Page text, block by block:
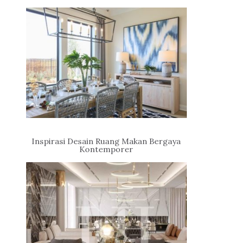
Inspirasi Desain Ruang Makan Bergaya
Kontemporer